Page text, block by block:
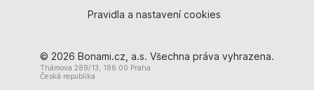
Pravidla a nastavení cookies
© 2026 Bonami.cz, a.s. Všechna práva vyhrazena.
Thámova 289/13, 186 00 Praha
Česká republika